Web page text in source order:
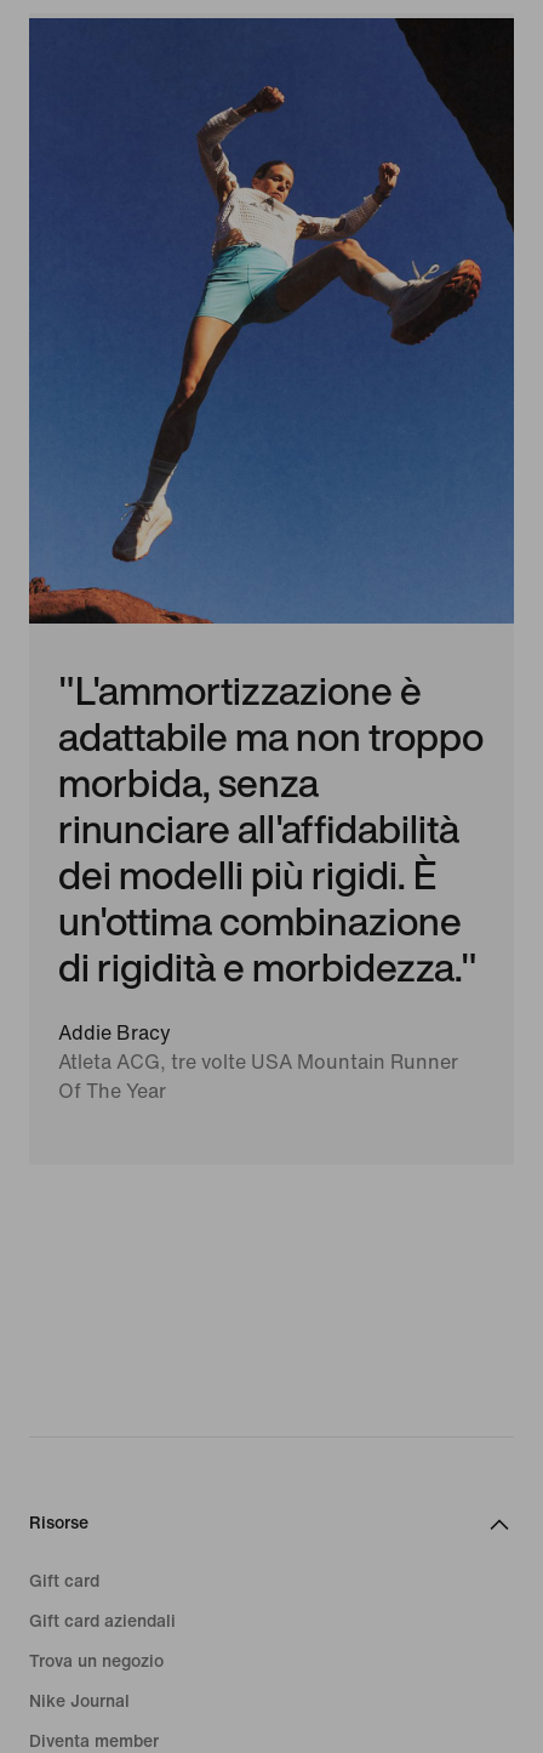
"L'ammortizzazione è
adattabile ma non troppo
morbida, senza
rinunciare all'affidabilità
dei modelli più rigidi. È
un'ottima combinazione
di rigidità e morbidezza."
Addie Bracy
Atleta ACG, tre volte USA Mountain Runner
Of The Year
Risorse
Gift card
Gift card aziendali
Trova un negozio
Nike Journal
Diventa member